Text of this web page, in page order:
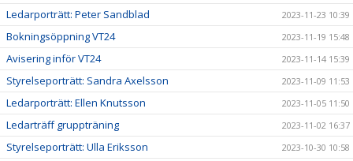
Ledarporträtt: Peter Sandblad 2023-11-23 10:39
Bokningsöppning VT24 2023-11-19 15:48
Avisering inför VT24 2023-11-14 15:39
Styrelseporträtt: Sandra Axelsson 2023-11-09 11:53
Ledarporträtt: Ellen Knutsson 2023-11-05 11:50
Ledarträff gruppträning 2023-11-02 16:37
Styrelseporträtt: Ulla Eriksson 2023-10-30 10:58